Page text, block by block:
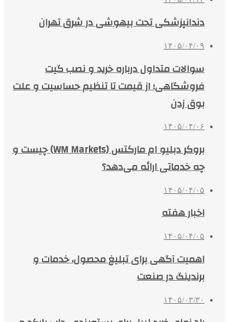
دندانپزشکی تحت بیهوشی در شرق تهران
۱۴۰۵/۰۴/۰۹
سوالات متداول درباره خرید و نصب گیت
فروشگاهی؛ از قیمت تا تنظیم حساسیت و علت
بوق زدن
۱۴۰۵/۰۴/۰۶
بروکر دبلیو ام مارکتس (WM Markets) چیست و
چه خدماتی ارائه می‌دهد؟
۱۴۰۵/۰۴/۰۵
اخبار هفته
۱۴۰۵/۰۴/۰۵
اهمیت آگهی برای تبلیغ محصول، خدمات و
برندینگ در صنعت
۱۴۰۵/۰۳/۳۰